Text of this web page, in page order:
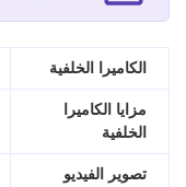
الكاميرا الخلفية
مزايا الكاميرا
الخلفية
تصوير الفيديو